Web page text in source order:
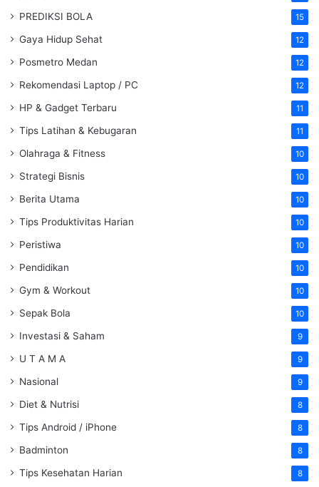
PREDIKSI BOLA 15
Gaya Hidup Sehat 12
Posmetro Medan 12
Rekomendasi Laptop / PC 12
HP & Gadget Terbaru 11
Tips Latihan & Kebugaran 11
Olahraga & Fitness 10
Strategi Bisnis 10
Berita Utama 10
Tips Produktivitas Harian 10
Peristiwa 10
Pendidikan 10
Gym & Workout 10
Sepak Bola 10
Investasi & Saham 9
U T A M A 9
Nasional 9
Diet & Nutrisi 8
Tips Android / iPhone 8
Badminton 8
Tips Kesehatan Harian 8